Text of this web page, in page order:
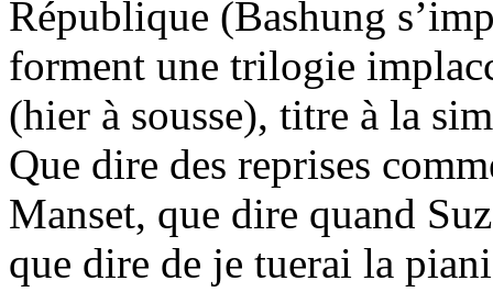
République (Bashung
forment une trilogie
(hier à sousse), titre à la
Que dire des reprises
Manset, que dire quand
que dire de je tuerai la